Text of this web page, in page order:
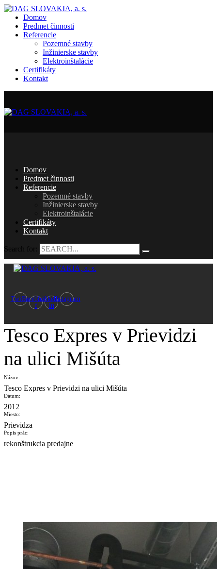
Domov
Predmet činnosti
Referencie
Pozemné stavby
Inžinierske stavby
Elektroinštalácie
Certifikáty
Kontakt
Domov
Predmet činnosti
Referencie
Pozemné stavby
Inžinierske stavby
Elektroinštalácie
Certifikáty
Kontakt
Search for:
TwitterFacebook-
f
Linkedin-
in
Instagram
Tesco Expres v Prievidzi
na ulici Mišúta
Názov:
Tesco Expres v Prievidzi na ulici Mišúta
Dátum:
2012
Miesto:
Prievidza
Popis prác:
rekonštrukcia predajne